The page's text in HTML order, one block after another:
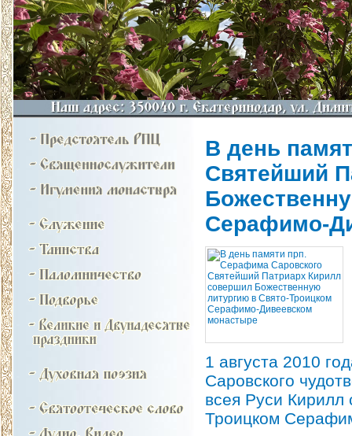
В день
Святейший
Серафимо-
1 августа 2010
Саровского
всея Руси
Троицком